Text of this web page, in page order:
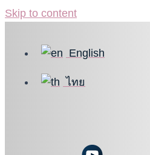
Skip to content
English
ไทย